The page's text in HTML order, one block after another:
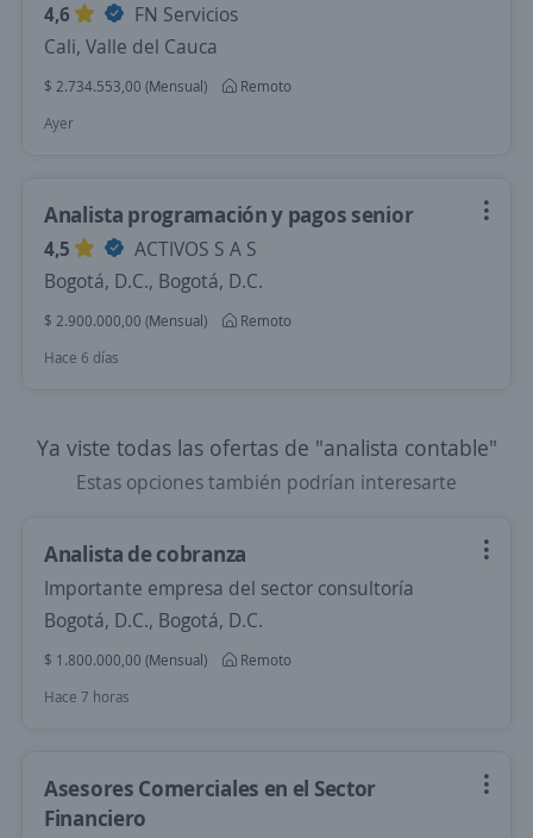
4,6
FN Servicios
Cali, Valle del Cauca
$ 2.734.553,00 (Mensual)
Remoto
Ayer
Analista programación y pagos senior
4,5
ACTIVOS S A S
Bogotá, D.C., Bogotá, D.C.
$ 2.900.000,00 (Mensual)
Remoto
Hace 6 días
Ya viste todas las ofertas de "analista contable"
Estas opciones también podrían interesarte
Analista de cobranza
Importante empresa del sector consultoría
Bogotá, D.C., Bogotá, D.C.
$ 1.800.000,00 (Mensual)
Remoto
Hace 7 horas
Asesores Comerciales en el Sector
Financiero